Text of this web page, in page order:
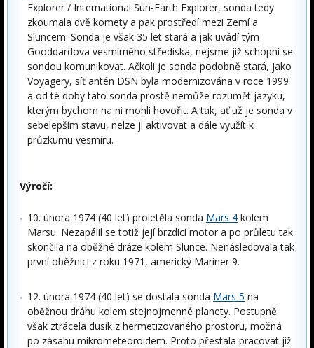
Explorer / International Sun-Earth Explorer, sonda tedy
zkoumala dvě komety a pak prostředí mezi Zemí a
Sluncem. Sonda je však 35 let stará a jak uvádí tým
Gooddardova vesmírného střediska, nejsme již schopni se
sondou komunikovat. Ačkoli je sonda podobně stará, jako
Voyagery, síť antén DSN byla modernizována v roce 1999
a od té doby tato sonda prostě nemůže rozumět jazyku,
kterým bychom na ni mohli hovořit. A tak, ať už je sonda v
sebelepším stavu, nelze ji aktivovat a dále využít k
průzkumu vesmíru.
Výročí:
10. února 1974 (40 let) proletěla sonda Mars 4 kolem
Marsu. Nezapálil se totiž její brzdící motor a po průletu tak
skončila na oběžné dráze kolem Slunce. Nenásledovala tak
první oběžnici z roku 1971, americký Mariner 9.
12. února 1974 (40 let) se dostala sonda Mars 5 na
oběžnou dráhu kolem stejnojmenné planety. Postupně
však ztrácela dusík z hermetizovaného prostoru, možná
po zásahu mikrometeoroidem. Proto přestala pracovat již